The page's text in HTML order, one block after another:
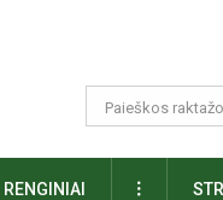
RENGINIAI DAUGIAU